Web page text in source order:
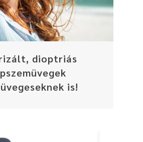
dioptriás
is!